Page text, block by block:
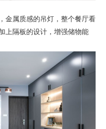
金属质感的吊灯，整个餐厅看
上隔板的设计，增强储物能